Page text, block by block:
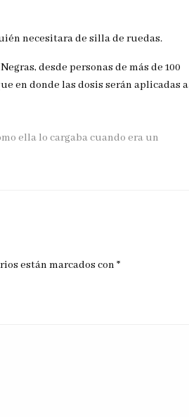
necesitara de silla de ruedas.
desde personas de más de 100
en donde las dosis serán aplicadas a
ella lo cargaba cuando era un
están marcados con *